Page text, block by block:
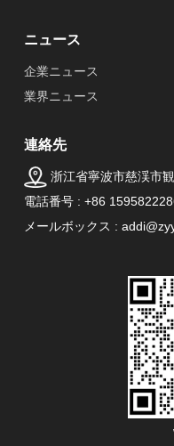
ニュース
企業ニュース
業界ニュース
連絡先
浙江省寧波市慈渓市
電話番号 : +86
メールボックス :